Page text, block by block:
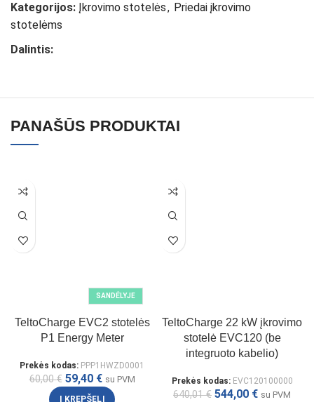
Kategorijos: Įkrovimo stotelės, Priedai įkrovimo
stotelėms
Dalintis:
PANAŠŪS PRODUKTAI
SANDĖLYJE
TeltoCharge EVC2 stotelės
P1 Energy Meter
Prekės kodas: PPP1HWZD0001
60,00€ 59,40 € su PVM
Į KREPŠELĮ
TeltoCharge 22 kW įkrovimo
stotelė EVC120 (be
integruoto kabelio)
Prekės kodas: EVC120100000
640,01€ 544,00 € su PVM